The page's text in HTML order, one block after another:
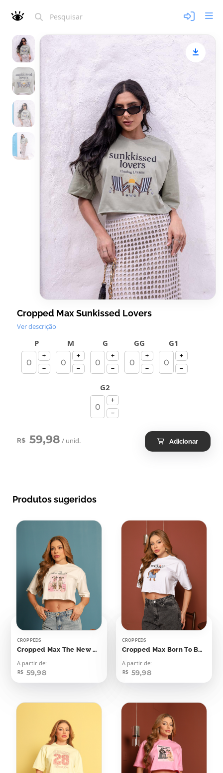
Cropped Max Sunkissed Lovers
Ver descrição
P M G GG G1
G2
R$ 59,98 / unid. Adicionar
Produtos sugeridos
CROPPEDS
Cropped Max The New Yorker Dálmatas
A partir de:
R$ 59,98
CROPPEDS
Cropped Max Born To Be Extra
A partir de:
R$ 59,98